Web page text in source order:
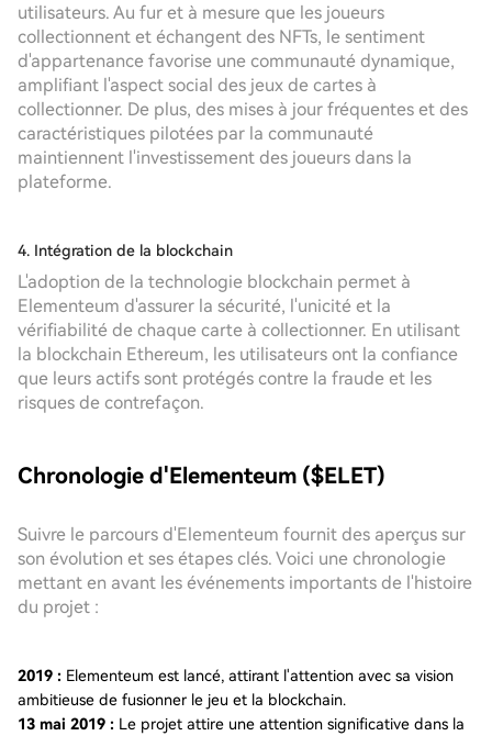
utilisateurs. Au fur et à mesure que les joueurs
collectionnent et échangent des NFTs, le sentiment
d'appartenance favorise une communauté dynamique,
amplifiant l'aspect social des jeux de cartes à
collectionner. De plus, des mises à jour fréquentes et des
caractéristiques pilotées par la communauté
maintiennent l'investissement des joueurs dans la
plateforme.
4. Intégration de la blockchain
L'adoption de la technologie blockchain permet à
Elementeum d'assurer la sécurité, l'unicité et la
vérifiabilité de chaque carte à collectionner. En utilisant
la blockchain Ethereum, les utilisateurs ont la confiance
que leurs actifs sont protégés contre la fraude et les
risques de contrefaçon.
Chronologie d'Elementeum ($ELET)
Suivre le parcours d'Elementeum fournit des aperçus sur
son évolution et ses étapes clés. Voici une chronologie
mettant en avant les événements importants de l'histoire
du projet :
2019 : Elementeum est lancé, attirant l'attention avec sa vision
ambitieuse de fusionner le jeu et la blockchain.
13 mai 2019 : Le projet attire une attention significative dans la